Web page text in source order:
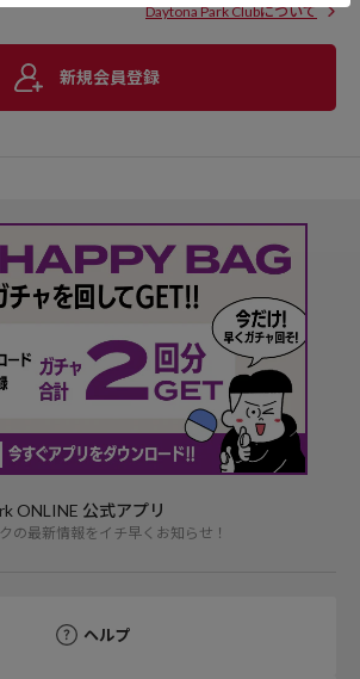
Daytona Park Clubについて
新規会員登録
ONLINE 公式アプリ
の最新情報をイチ早くお知らせ！
ヘルプ